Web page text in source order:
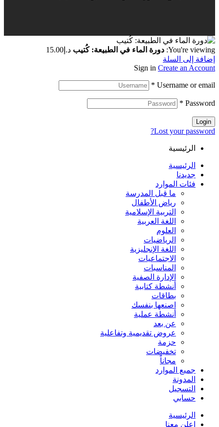
You're viewing: دورة الماء في الطبيعة: كُتيب د.إ 15.00
إضافة إلى السلة
Sign in Create an Account
Username or email
*
Password
*
Login
Lost your password?
الرئيسية
الرئيسية
جديدنا
فئات الموارد
ما قبل المدرسة
رياض الأطفال
التربية الإسلامية
اللغة العربية
العلوم
الرياضيات
اللغة الإنجليزية
الاجتماعيات
المناسبات
الإدارة الصفية
أنشطة كتابية
بطاقات
اصنعها بنفسك
أنشطة عملية
عن بعد
عروض تقديمية وتفاعلية
حزمة
تخفيضات
مجاناً
جميع الموارد
المدونة
التسجيل
حسابي
الرئيسية
اعلن معنا